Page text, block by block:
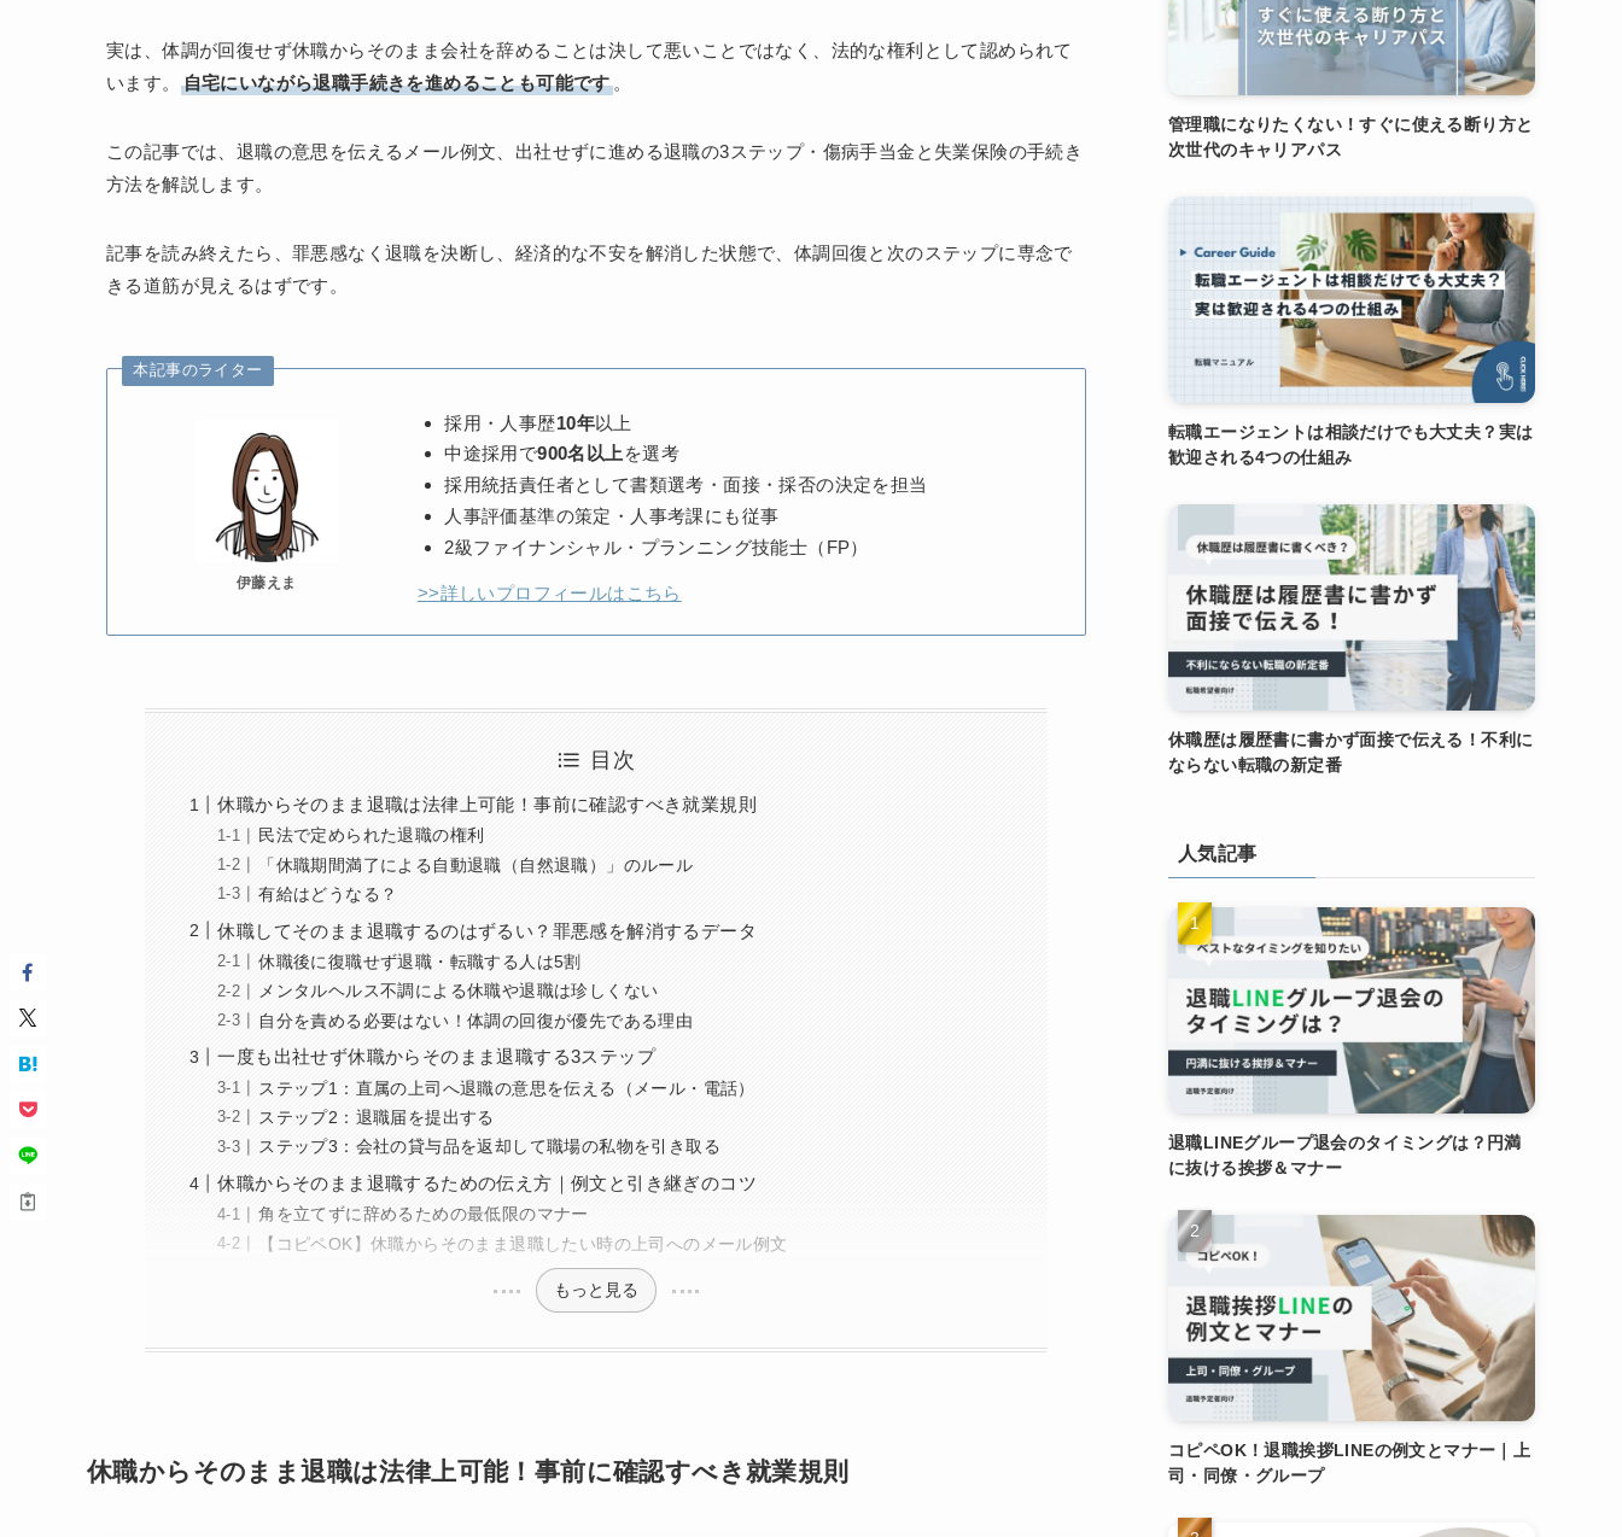
実は、体調が回復せず休職からそのまま会社を辞めることは決して悪いことではなく、法的な権利として認められて
います。
自宅にいながら退職手続きを進めることも可能です。
この記事では、退職の意思を伝えるメール例文、出社せずに進める退職の3ステップ・傷病手当金と失業保険の手続き
方法を解説します。
記事を読み終えたら、罪悪感なく退職を決断し、経済的な不安を解消した状態で、体調回復と次のステップに専念で
きる道筋が見えるはずです。
本記事のライター
伊藤えま
採用・人事歴10年以上
中途採用で900名以上を選考
採用統括責任者として書類選考・面接・採否の決定を担当
人事評価基準の策定・人事考課にも従事
2級ファイナンシャル・プランニング技能士（FP）
>>詳しいプロフィールはこちら
目次
休職からそのまま退職は法律上可能！事前に確認すべき就業規則
民法で定められた退職の権利
「休職期間満了による自動退職（自然退職）」のルール
有給はどうなる？
休職してそのまま退職するのはずるい？罪悪感を解消するデータ
休職後に復職せず退職・転職する人は5割
メンタルヘルス不調による休職や退職は珍しくない
自分を責める必要はない！体調の回復が優先である理由
一度も出社せず休職からそのまま退職する3ステップ
ステップ1：直属の上司へ退職の意思を伝える（メール・電話）
ステップ2：退職届を提出する
ステップ3：会社の貸与品を返却して職場の私物を引き取る
休職からそのまま退職するための伝え方｜例文と引き継ぎのコツ
角を立てずに辞めるための最低限のマナー
【コピペOK】休職からそのまま退職したい時の上司へのメール例文
もっと見る
休職からそのまま退職は法律上可能！事前に確認すべき就業規則
管理職になりたくない！すぐに使える断り方と
次世代のキャリアパス
転職エージェントは相談だけでも大丈夫？実は
歓迎される4つの仕組み
休職歴は履歴書に書かず面接で伝える！不利に
ならない転職の新定番
人気記事
退職LINEグループ退会のタイミングは？円満
に抜ける挨拶＆マナー
コピペOK！退職挨拶LINEの例文とマナー｜上
司・同僚・グループ